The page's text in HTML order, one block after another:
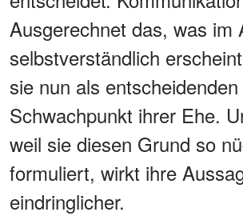
Ausgerechnet das, was im
selbstverständlich
sie nun als entscheidenden
Schwachpunkt ihrer Ehe.
weil sie diesen Grund so
formuliert, wirkt ihre
eindringlicher.